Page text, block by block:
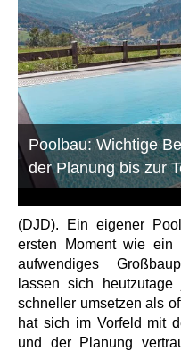
Poolbau: Wichtige
der Planung bis zur
(DJD). Ein eigener
ersten Moment wie ein
aufwendiges
lassen sich
schneller umsetzen als
hat sich im Vorfeld mit
und der Planung